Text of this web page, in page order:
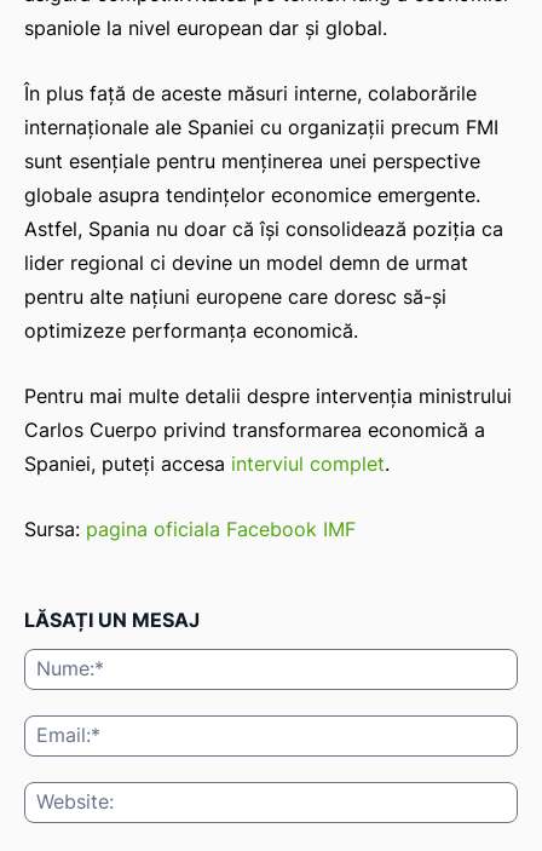
spaniole la nivel european dar și global.
În plus față de aceste măsuri interne, colaborările
internaționale ale Spaniei cu organizații precum FMI
sunt esențiale pentru menținerea unei perspective
globale asupra tendințelor economice emergente.
Astfel, Spania nu doar că își consolidează poziția ca
lider regional ci devine un model demn de urmat
pentru alte națiuni europene care doresc să-și
optimizeze performanța economică.
Pentru mai multe detalii despre intervenția ministrului
Carlos Cuerpo privind transformarea economică a
Spaniei, puteți accesa interviul complet.
Sursa: pagina oficiala Facebook IMF
LĂSAȚI UN MESAJ